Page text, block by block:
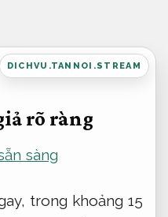
DICHVU.TANNOI.STREAM
rõ ràng
sàng
trong khoảng 15